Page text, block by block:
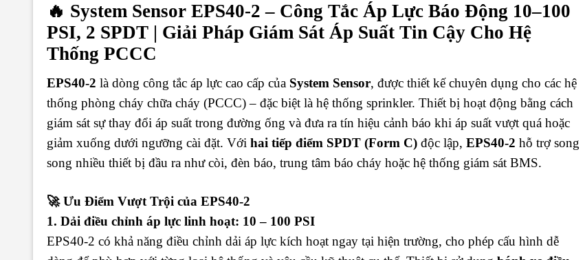
🔥 System Sensor EPS40-2 – Công Tắc Áp Lực Báo Động 10–100
PSI, 2 SPDT | Giải Pháp Giám Sát Áp Suất Tin Cậy Cho Hệ
Thống PCCC
EPS40-2 là dòng công tắc áp lực cao cấp của System Sensor, được thiết kế chuyên dụng cho các hệ
thống phòng cháy chữa cháy (PCCC) – đặc biệt là hệ thống sprinkler. Thiết bị hoạt động bằng cách
giám sát sự thay đổi áp suất trong đường ống và đưa ra tín hiệu cảnh báo khi áp suất vượt quá hoặc
giảm xuống dưới ngưỡng cài đặt. Với hai tiếp điểm SPDT (Form C) độc lập, EPS40-2 hỗ trợ song
song nhiều thiết bị đầu ra như còi, đèn báo, trung tâm báo cháy hoặc hệ thống giám sát BMS.
🚀 Ưu Điểm Vượt Trội của EPS40-2
1. Dải điều chỉnh áp lực linh hoạt: 10 – 100 PSI
EPS40-2 có khả năng điều chỉnh dải áp lực kích hoạt ngay tại hiện trường, cho phép cấu hình dễ